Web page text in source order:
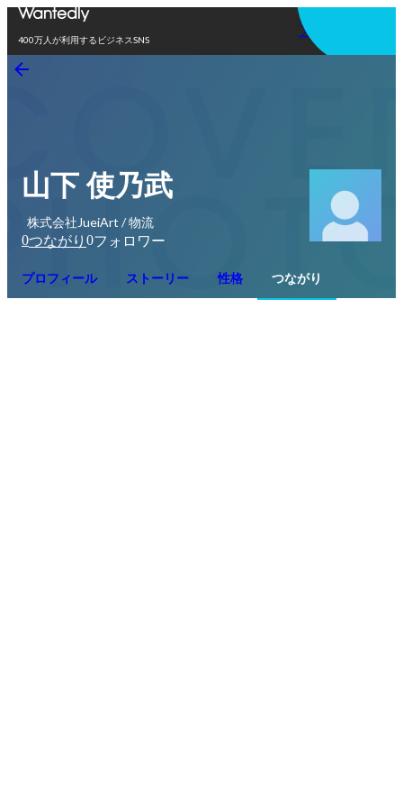
400万人が利用するビジネスSNS
アプリを使う
山下 使乃武
株式会社JueiArt / 物流
0つながり 0フォロワー
プロフィール ストーリー 性格 つながり